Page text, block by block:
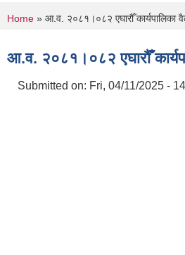
You are here
Home » आ.व. २०८१।०८२ एघारौँ कार्यपालिका
आ.व. २०८१।०८२ एघारौँ
Submitted on: Fri, 04/11/2025 -